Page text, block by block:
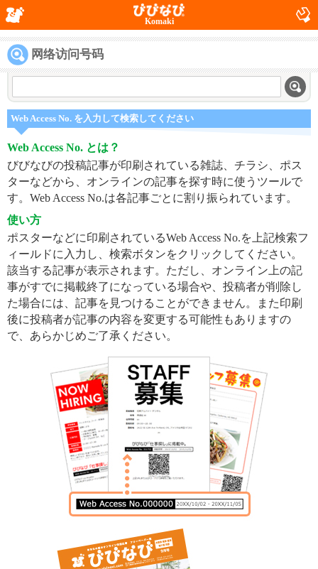
Komaki
网络访问号码
Web Access No. を入力して検索してください
Web Access No. とは？
びびなびの投稿記事が印刷されている雑誌、チラシ、ポス
ターなどから、オンラインの記事を探す時に使うツールで
す。Web Access No.は各記事ごとに割り振られています。
使い方
ポスターなどに印刷されているWeb Access No.を上記検索フ
ィールドに入力し、検索ボタンをクリックしてください。
該当する記事が表示されます。ただし、オンライン上の記
事がすでに掲載終了になっている場合や、投稿者が削除し
た場合には、記事を見つけることができません。また印刷
後に投稿者が記事の内容を変更する可能性もありますの
で、あらかじめご了承ください。